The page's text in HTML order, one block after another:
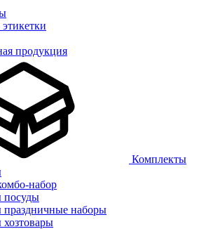
продукция
Комплекты
набор
посуды
наборы